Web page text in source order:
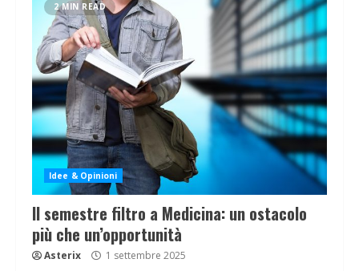
2 MIN READ
Idee & Opinioni
Il semestre filtro a Medicina: un ostacolo
più che un’opportunità
Asterix 1 settembre 2025